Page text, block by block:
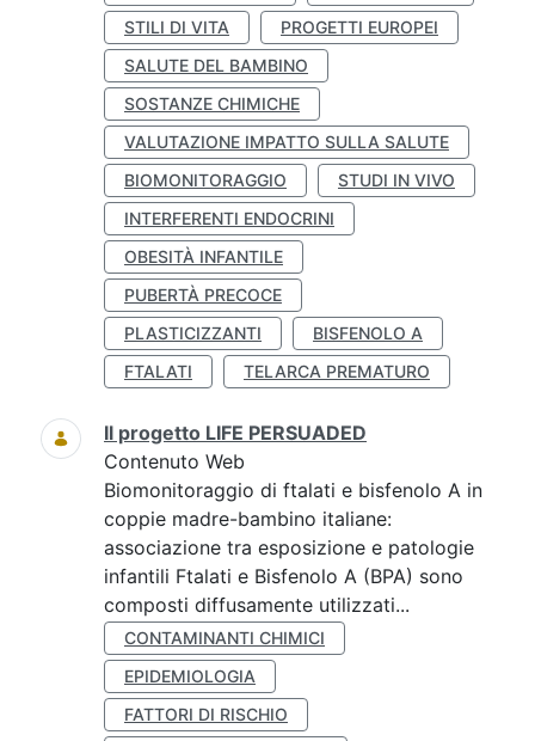
STILI DI VITA
PROGETTI EUROPEI
SALUTE DEL BAMBINO
SOSTANZE CHIMICHE
VALUTAZIONE IMPATTO SULLA SALUTE
BIOMONITORAGGIO
STUDI IN VIVO
INTERFERENTI ENDOCRINI
OBESITÀ INFANTILE
PUBERTÀ PRECOCE
PLASTICIZZANTI
BISFENOLO A
FTALATI
TELARCA PREMATURO
Il progetto LIFE PERSUADED
Contenuto Web
Biomonitoraggio di ftalati e bisfenolo A in
coppie madre-bambino italiane:
associazione tra esposizione e patologie
infantili Ftalati e Bisfenolo A (BPA) sono
composti diffusamente utilizzati...
CONTAMINANTI CHIMICI
EPIDEMIOLOGIA
FATTORI DI RISCHIO